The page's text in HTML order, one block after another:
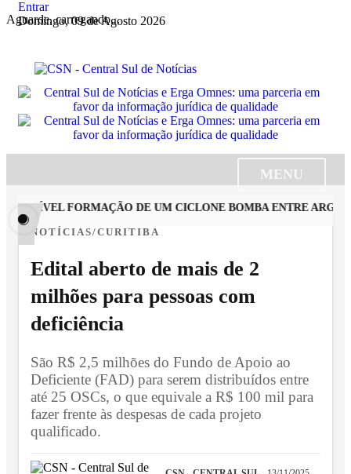
Aguarde, carregando...
Entrar
Domingo, 09 de Agosto 2026
MENU
FORMAÇÃO DE UM CICLONE BOMBA ENTRE
NOTÍCIAS/CURITIBA
Edital aberto de mais de 2
milhões para pessoas com
deficiência
São R$ 2,5 milhões do Fundo de Apoio ao
Deficiente (FAD) para serem distribuídos entre
até 25 OSCs, o que equivale a R$ 100 mil para
fazer frente às despesas de cada projeto
qualificado.